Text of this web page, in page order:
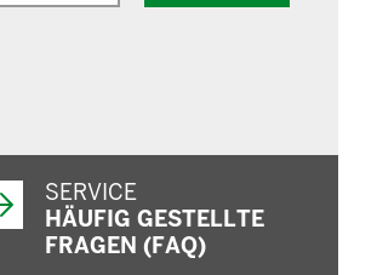
SERVICE
HÄUFIG GESTELLTE
FRAGEN (FAQ)